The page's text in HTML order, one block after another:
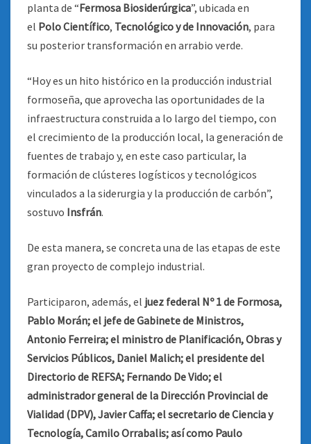
planta de “Fermosa Biosiderúrgica”, ubicada en
el Polo Científico, Tecnológico y de Innovación, para
su posterior transformación en arrabio verde.
“Hoy es un hito histórico en la producción industrial
formoseña, que aprovecha las oportunidades de la
infraestructura construida a lo largo del tiempo, con
el crecimiento de la producción local, la generación de
fuentes de trabajo y, en este caso particular, la
formación de clústeres logísticos y tecnológicos
vinculados a la siderurgia y la producción de carbón”,
sostuvo Insfrán.
De esta manera, se concreta una de las etapas de este
gran proyecto de complejo industrial.
Participaron, además, el juez federal Nº 1 de Formosa,
Pablo Morán; el jefe de Gabinete de Ministros,
Antonio Ferreira; el ministro de Planificación, Obras y
Servicios Públicos, Daniel Malich; el presidente del
Directorio de REFSA; Fernando De Vido; el
administrador general de la Dirección Provincial de
Vialidad (DPV), Javier Caffa; el secretario de Ciencia y
Tecnología, Camilo Orrabalis; así como Paulo